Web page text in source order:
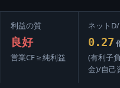
利益の質
良好
営業CF ≥ 純利益
ネットD/
0.27
(有利子
金)/自己